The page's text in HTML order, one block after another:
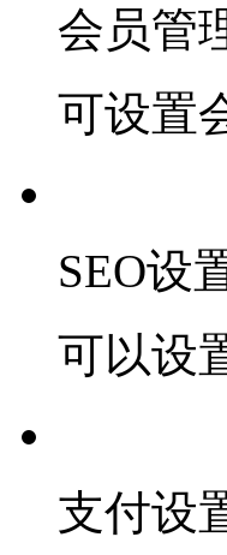
会员管
可设置
SEO设
可以设
支付设